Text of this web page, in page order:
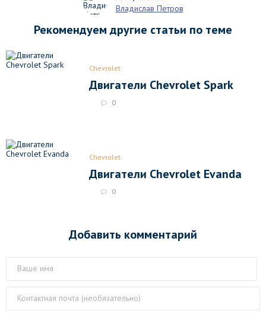
Владислав Петров
Рекомендуем другие статьи по теме
Chevrolet
Двигатели Chevrolet Spark
0
Chevrolet
Двигатели Chevrolet Evanda
0
Добавить комментарий